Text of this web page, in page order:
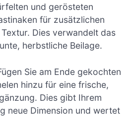
und gerösteten
für zusätzlichen
Dies verwandelt das
herbstliche Beilage.
Sie am Ende gekochten
hinzu für eine frische,
Dies gibt Ihrem
neue Dimension und wertet